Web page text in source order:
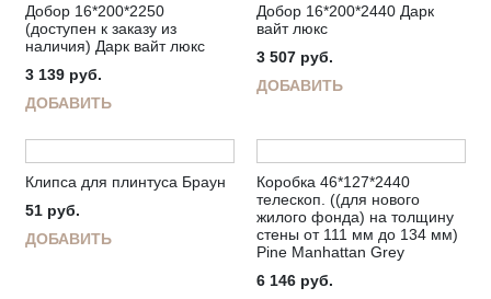
Добор 16*200*2250
(доступен к заказу из
наличия) Дарк вайт люкс
3 139 руб.
ДОБАВИТЬ
Добор 16*200*2440 Дарк
вайт люкс
3 507 руб.
ДОБАВИТЬ
Клипса для плинтуса Браун
51 руб.
ДОБАВИТЬ
Коробка 46*127*2440
телескоп. ((для нового
жилого фонда) на толщину
стены от 111 мм до 134 мм)
Pine Manhattan Grey
6 146 руб.